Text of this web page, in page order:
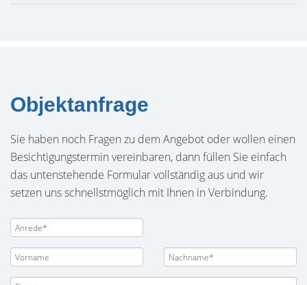
Objektanfrage
Sie haben noch Fragen zu dem Angebot oder wollen einen
Besichtigungstermin vereinbaren, dann füllen Sie einfach
das untenstehende Formular vollständig aus und wir
setzen uns schnellstmöglich mit Ihnen in Verbindung.